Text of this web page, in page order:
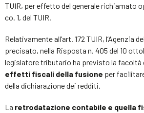
TUIR, per effetto del generale richiamato
co. 1, del TUIR.
Relativamente all’art. 172 TUIR, l’Agenzia
precisato, nella Risposta n. 405 del 10
legislatore tributario ha previsto la facoltà
effetti fiscali della fusione per
della dichiarazione dei redditi.
La retrodatazione contabile e quella